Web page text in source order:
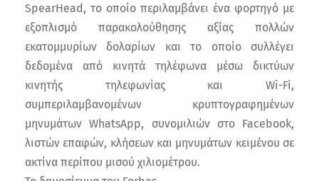
SpearHead, το οποίο περιλαμβάνει ένα φορτηγό με
εξοπλισμό παρακολούθησης αξίας πολλών
εκατομμυρίων δολαρίων και το οποίο συλλέγει
δεδομένα από κινητά τηλέφωνα μέσω δικτύων
κινητής τηλεφωνίας και Wi-Fi,
συμπεριλαμβανομένων κρυπτογραφημένων
μηνυμάτων WhatsApp, συνομιλιών στο Facebook,
λιστών επαφών, κλήσεων και μηνυμάτων κειμένου σε
ακτίνα περίπου μισού χιλιομέτρου.